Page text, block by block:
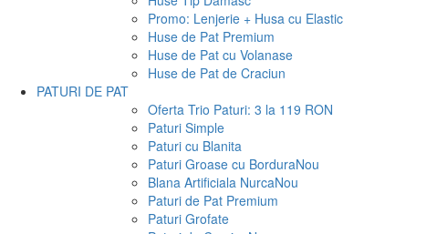
Promo: Lenjerie + Husa cu Elastic
Huse de Pat Premium
Huse de Pat cu Volanase
Huse de Pat de Craciun
PATURI DE PAT
Oferta Trio Paturi: 3 la 119 RON
Paturi Simple
Paturi cu Blanita
Paturi Groase cu BorduraNou
Blana Artificiala NurcaNou
Paturi de Pat Premium
Paturi Grofate